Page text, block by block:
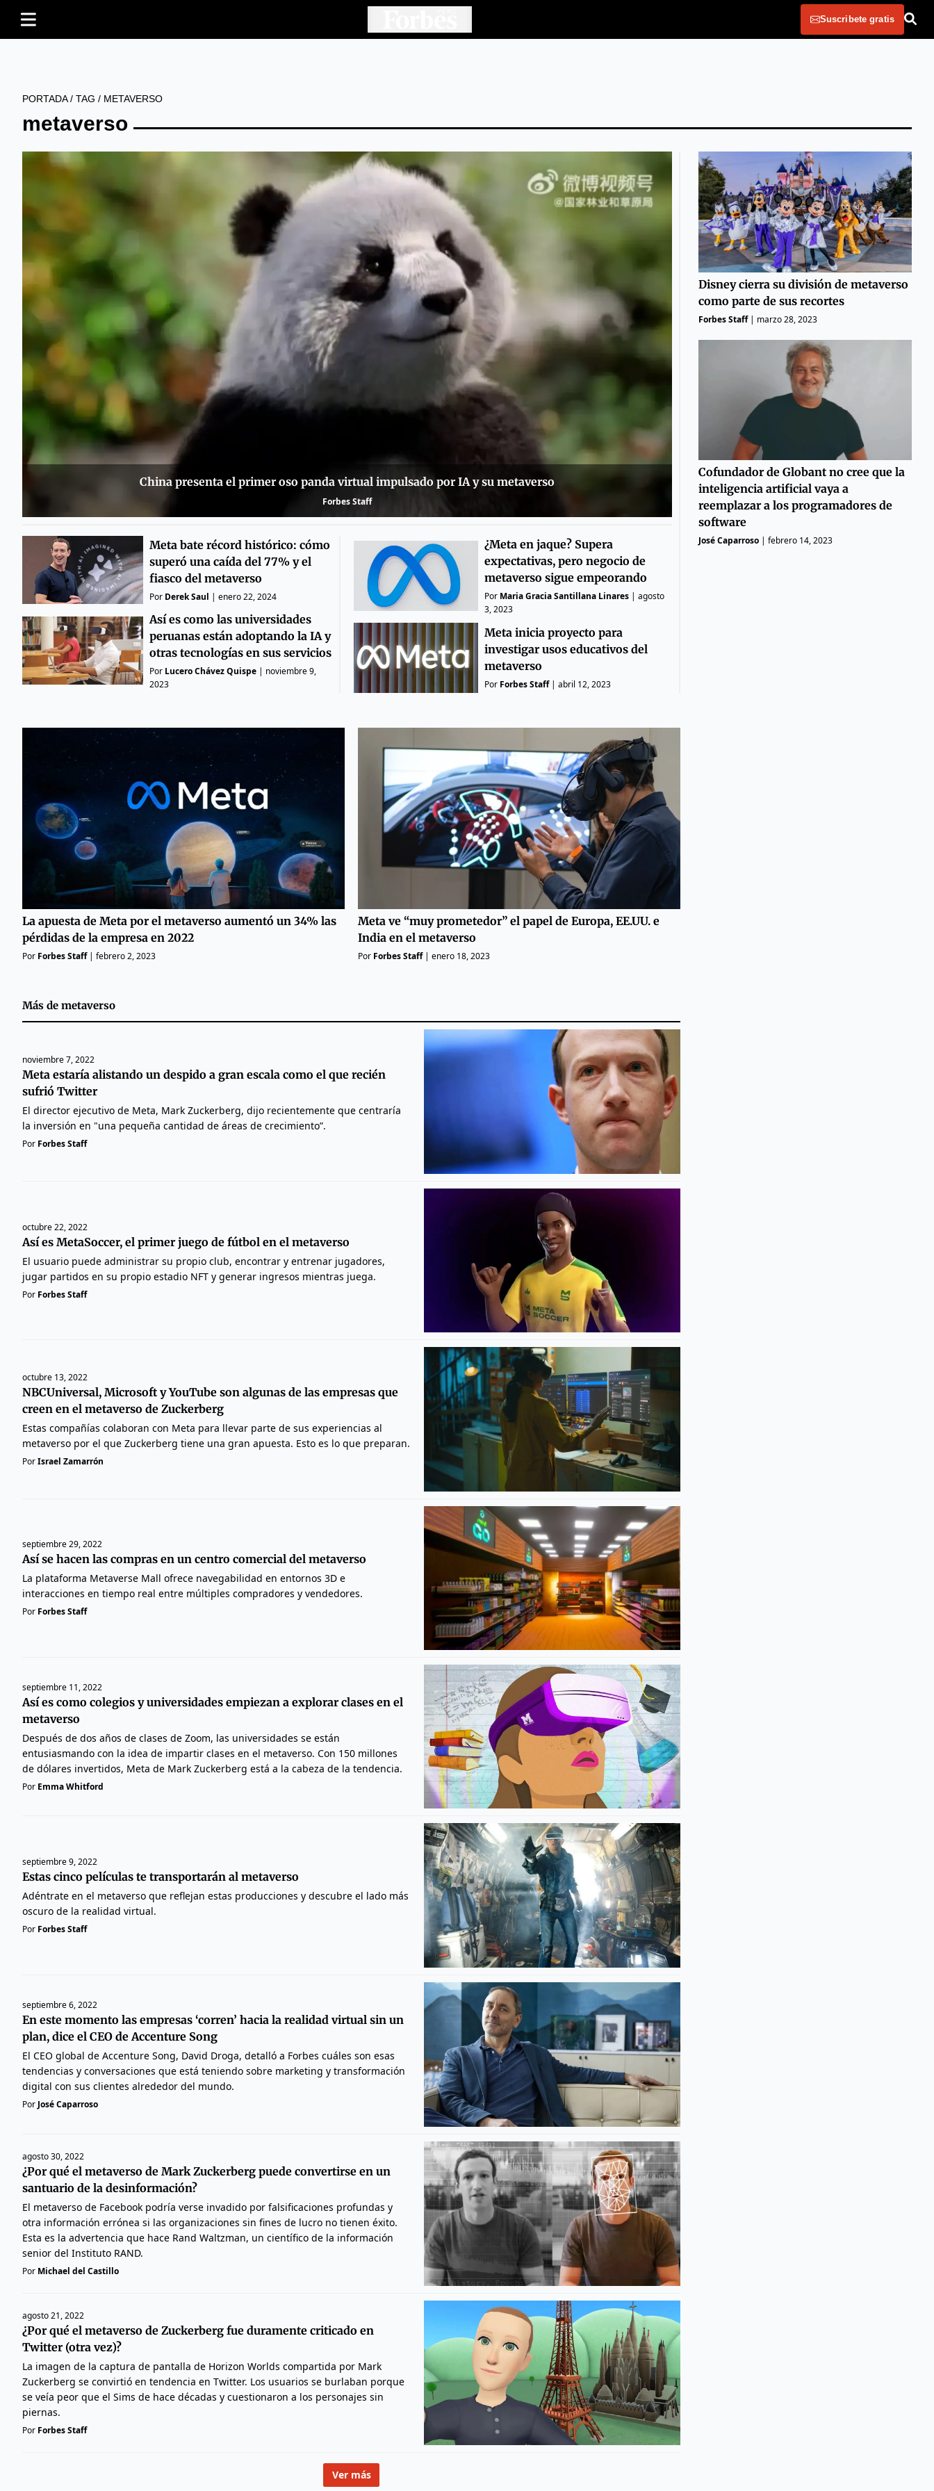
Suscribete gratis
PORTADA/ TAG / METAVERSO
metaverso
China presenta el primer oso panda virtual impulsado por IA y su metaverso
Forbes Staff
Meta bate récord histórico: cómo
superó una caída del 77% y el
fiasco del metaverso
Por Derek Saul | enero 22, 2024
Así es como las universidades
peruanas están adoptando la IA y
otras tecnologías en sus servicios
Por Lucero Chávez Quispe| noviembre 9,
2023
¿Meta en jaque? Supera
expectativas, pero negocio de
metaverso sigue empeorando
Por Maria Gracia Santillana Linares| agosto
3, 2023
Meta inicia proyecto para
investigar usos educativos del
metaverso
Por Forbes Staff| abril 12, 2023
Disney cierra su división de metaverso
como parte de sus recortes
Forbes Staff| marzo 28, 2023
Cofundador de Globant no cree que la
inteligencia artificial vaya a
reemplazar a los programadores de
software
José Caparroso| febrero 14, 2023
La apuesta de Meta por el metaverso aumentó un 34% las
pérdidas de la empresa en 2022
Por Forbes Staff| febrero 2, 2023
Meta ve “muy prometedor” el papel de Europa, EE.UU. e
India en el metaverso
Por Forbes Staff|enero 18, 2023
Más de metaverso
noviembre 7, 2022
Meta estaría alistando un despido a gran escala como el que recién
sufrió Twitter
El director ejecutivo de Meta, Mark Zuckerberg, dijo recientemente que centraría
la inversión en "una pequeña cantidad de áreas de crecimiento”.
Por Forbes Staff
octubre 22, 2022
Así es MetaSoccer, el primer juego de fútbol en el metaverso
El usuario puede administrar su propio club, encontrar y entrenar jugadores,
jugar partidos en su propio estadio NFT y generar ingresos mientras juega.
Por Forbes Staff
octubre 13, 2022
NBCUniversal, Microsoft y YouTube son algunas de las empresas que
creen en el metaverso de Zuckerberg
Estas compañías colaboran con Meta para llevar parte de sus experiencias al
metaverso por el que Zuckerberg tiene una gran apuesta. Esto es lo que preparan.
PorIsrael Zamarrón
septiembre 29, 2022
Así se hacen las compras en un centro comercial del metaverso
La plataforma Metaverse Mall ofrece navegabilidad en entornos 3D e
interacciones en tiempo real entre múltiples compradores y vendedores.
Por Forbes Staff
septiembre 11, 2022
Así es como colegios y universidades empiezan a explorar clases en el
metaverso
Después de dos años de clases de Zoom, las universidades se están
entusiasmando con la idea de impartir clases en el metaverso. Con 150 millones
de dólares invertidos, Meta de Mark Zuckerberg está a la cabeza de la tendencia.
Por Emma Whitford
septiembre 9, 2022
Estas cinco películas te transportarán al metaverso
Adéntrate en el metaverso que reflejan estas producciones y descubre el lado más
oscuro de la realidad virtual.
Por Forbes Staff
septiembre 6, 2022
En este momento las empresas ‘corren’ hacia la realidad virtual sin un
plan, dice el CEO de Accenture Song
El CEO global de Accenture Song, David Droga, detalló a Forbes cuáles son esas
tendencias y conversaciones que está teniendo sobre marketing y transformación
digital con sus clientes alrededor del mundo.
Por José Caparroso
agosto 30, 2022
¿Por qué el metaverso de Mark Zuckerberg puede convertirse en un
santuario de la desinformación?
El metaverso de Facebook podría verse invadido por falsificaciones profundas y
otra información errónea si las organizaciones sin fines de lucro no tienen éxito.
Esta es la advertencia que hace Rand Waltzman, un científico de la información
senior del Instituto RAND.
Por Michael del Castillo
agosto 21, 2022
¿Por qué el metaverso de Zuckerberg fue duramente criticado en
Twitter (otra vez)?
La imagen de la captura de pantalla de Horizon Worlds compartida por Mark
Zuckerberg se convirtió en tendencia en Twitter. Los usuarios se burlaban porque
se veía peor que el Sims de hace décadas y cuestionaron a los personajes sin
piernas.
Por Forbes Staff
Ver más